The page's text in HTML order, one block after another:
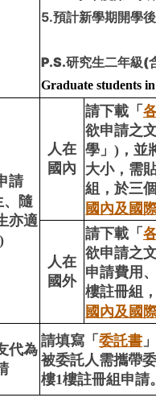
5.預計新學期開學
P.S.研究生二年級(
Graduate students
請
、隨
亦適
人在
國內
請下載「
欲申請之
學」)，並
大小，需
組，於三
國內及國
人在
國外
請下載「
欲申請之
申請費用
樓註冊組
國內及國
代為
請填寫「 委託書
被委託人需攜帶
樓1樓註冊組申請。